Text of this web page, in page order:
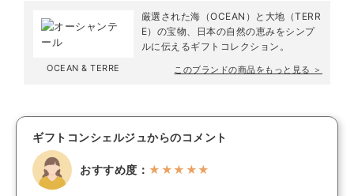
OCEAN & TERRE
厳選された海（OCEAN）と大地（TERR
E）の宝物、日本の自然の恵みをシンプ
ルに伝えるギフトコレクション。
このブランドの商品をもっと見る ＞
ギフトコンシェルジュからのコメント
おすすめ度： ★★★★★